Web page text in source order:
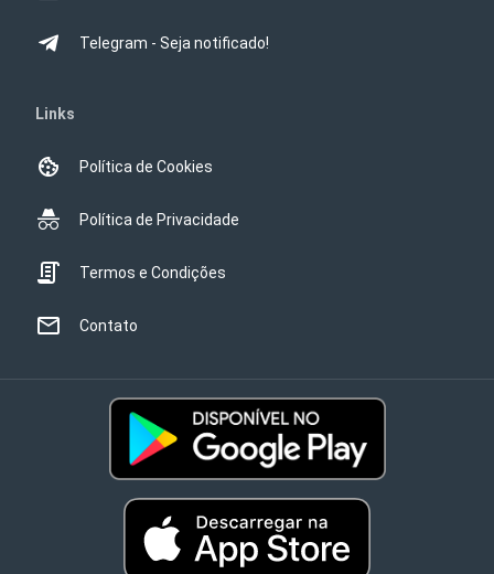
Telegram - Seja notificado!
Links
Política de Cookies
Política de Privacidade
Termos e Condições
Contato